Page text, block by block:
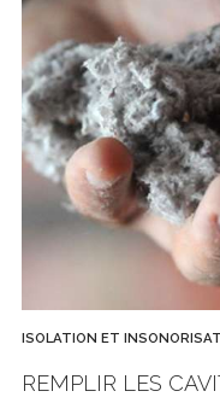
ISOLATION ET
REMPLIR LES